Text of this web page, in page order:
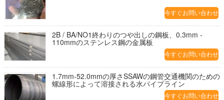
今すぐお問い合わせ
2B / BA/NO1終わりのつや出しの鋼板、0.3mm -
110mmのステンレス鋼の金属板
今すぐお問い合わせ
1.7mm-52.0mmの厚さSSAWの鋼管交通機関のための
螺線形によって溶接される水パイプライン
今すぐお問い合わせ